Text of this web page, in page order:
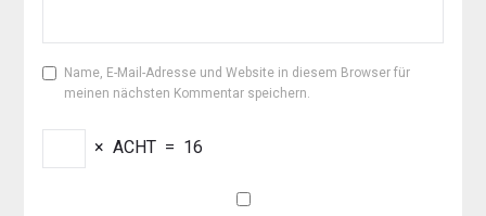
Name, E-Mail-Adresse und Website in diesem Browser für
meinen nächsten Kommentar speichern.
× ACHT = 16